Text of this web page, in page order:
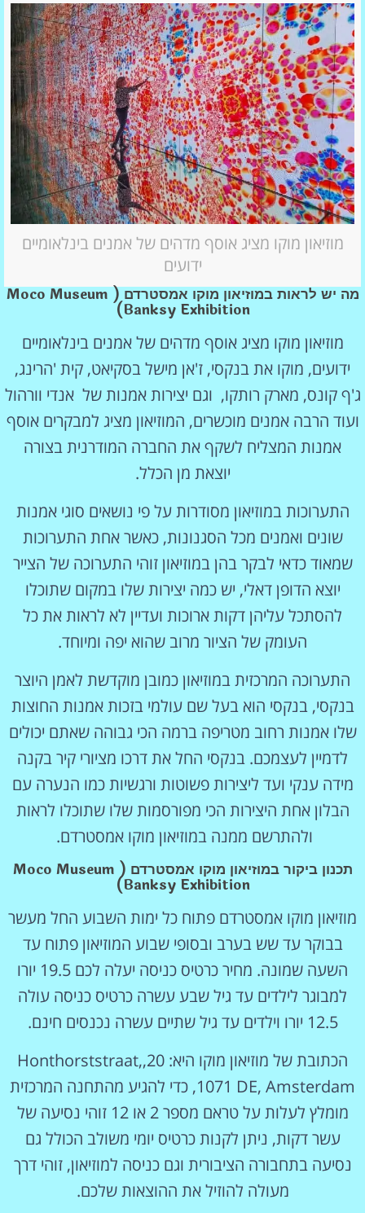
מוזיאון מוקו מציג אוסף מדהים של אמנים בינלאומיים
ידועים
מה יש לראות במוזיאון מוקו אמסטרדם (Moco Museum
Banksy Exhibition)
מוזיאון מוקו מציג אוסף מדהים של אמנים בינלאומיים
ידועים, מוקו את בנקסי, ז'אן מישל בסקיאט, קית 'הרינג,
ג'ף קונס, מארק רותקו, וגם יצירות אמנות של אנדי וורהול
ועוד הרבה אמנים מוכשרים, המוזיאון מציג למבקרים אוסף
אמנות המצליח לשקף את החברה המודרנית בצורה
יוצאת מן הכלל.
התערוכות במוזיאון מסודרות על פי נושאים סוגי אמנות
שונים ואמנים מכל הסגנונות, כאשר אחת התערוכות
שמאוד כדאי לבקר בהן במוזיאון זוהי התערוכה של הצייר
יוצא הדופן דאלי, יש כמה יצירות שלו במקום שתוכלו
להסתכל עליהן דקות ארוכות ועדיין לא לראות את כל
העומק של הציור מרוב שהוא יפה ומיוחד.
התערוכה המרכזית במוזיאון כמובן מוקדשת לאמן היוצר
בנקסי, בנקסי הוא בעל שם עולמי בזכות אמנות החוצות
שלו אמנות רחוב מטריפה ברמה הכי גבוהה שאתם יכולים
לדמיין לעצמכם. בנקסי החל את דרכו מציורי קיר בקנה
מידה ענקי ועד ליצירות פשוטות ורגשיות כמו הנערה עם
הבלון אחת היצירות הכי מפורסמות שלו שתוכלו לראות
ולהתרשם ממנה במוזיאון מוקו אמסטרדם.
תכנון ביקור במוזיאון מוקו אמסטרדם (Moco Museum
Banksy Exhibition)
מוזיאון מוקו אמסטרדם פתוח כל ימות השבוע החל מעשר
בבוקר עד שש בערב ובסופי שבוע המוזיאון פתוח עד
השעה שמונה. מחיר כרטיס כניסה יעלה לכם 19.5 יורו
למבוגר לילדים עד גיל שבע עשרה כרטיס כניסה עולה
12.5 יורו וילדים עד גיל שתיים עשרה נכנסים חינם.
הכתובת של מוזיאון מוקו היא: 20,Honthorststraat,
1071 DE, Amsterdam, כדי להגיע מהתחנה המרכזית
מומלץ לעלות על טראם מספר 2 או 12 זוהי נסיעה של
עשר דקות, ניתן לקנות כרטיס יומי משולב הכולל גם
נסיעה בתחבורה הציבורית וגם כניסה למוזיאון, זוהי דרך
מעולה להוזיל את ההוצאות שלכם.